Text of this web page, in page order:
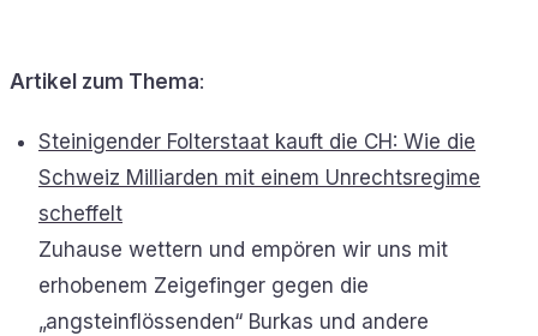
Artikel zum Thema:
Steinigender Folterstaat kauft die CH: Wie die
Schweiz Milliarden mit einem Unrechtsregime
scheffelt
Zuhause wettern und empören wir uns mit
erhobenem Zeigefinger gegen die
„angsteinflössenden“ Burkas und andere